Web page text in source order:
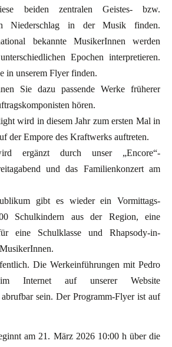
beiden zentralen Geistes- bzw.
Niederschlag in der Musik finden.
bekannte MusikerInnen werden
Epochen interpretieren.
in unserem Flyer finden.
Sie dazu passende Werke früherer
hören.
wird in diesem Jahr zum ersten Mal in
der Empore des Kraftwerks auftreten.
ergänzt durch unser „Encore“-
und das Familienkonzert am
gibt es wieder ein Vormittags-
Schulkindern aus der Region, eine
eine Schulklasse und Rhapsody-in-
Die Werkeinführungen mit Pedro
Internet auf unserer Website
sein. Der Programm-Flyer ist auf
am 21. März 2026 10:00 h über die